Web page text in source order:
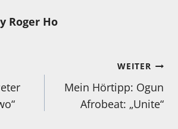
Roger Ho
WEITER
Mein Hörtipp: Ogun
Afrobeat: „Unite“